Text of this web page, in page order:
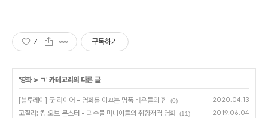
7 구독하기
'영화> ㄱ' 카테고리의 다른 글
[블루레이] 굿 라이어 - 영화를 이끄는 명품 배우들의 힘 (0) 2020.04.13
고질라: 킹 오브 몬스터 - 괴수물 마니아들의 취향저격 영화 (11) 2019.06.04